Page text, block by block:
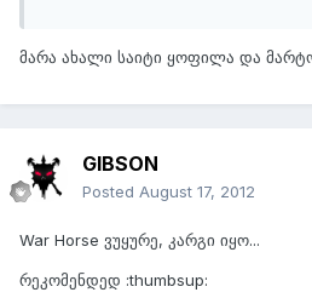
მარა ახალი საიტი ყოფილა და
GIBSON
Posted August 17, 2012
War Horse ვუყურე, კარგი იყო...
რეკომენდედ :thumbsup: